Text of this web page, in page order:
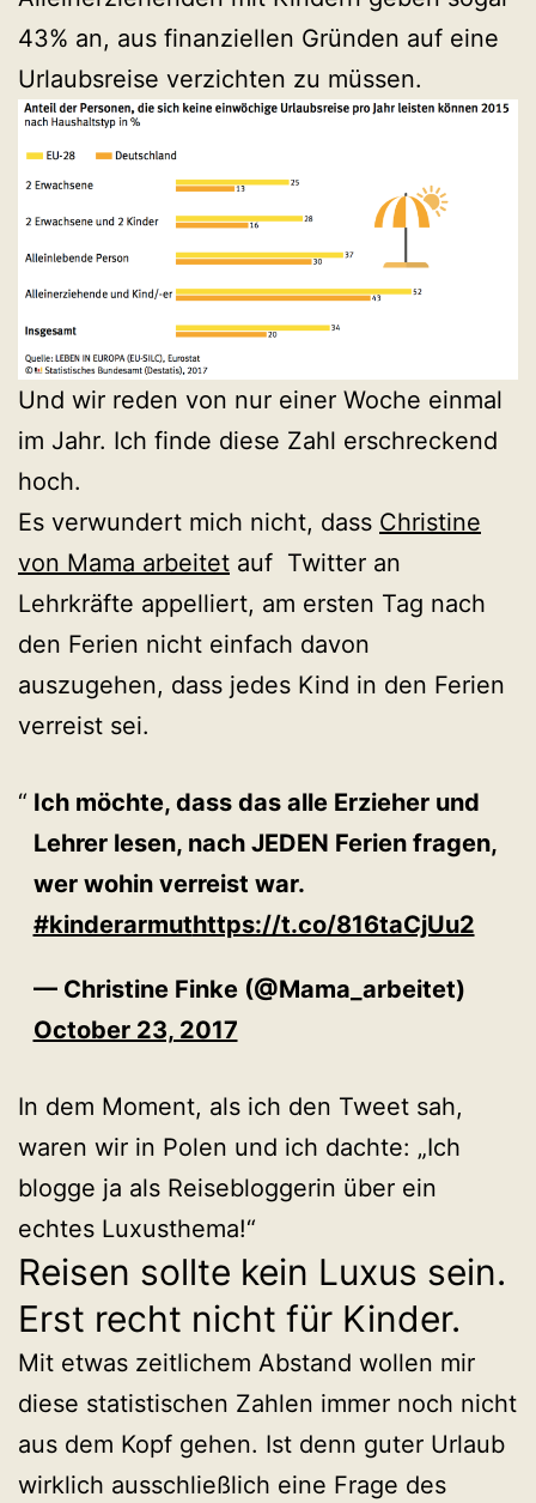
43% an, aus finanziellen Gründen auf eine
Urlaubsreise verzichten zu müssen.
Und wir reden von nur einer Woche einmal
im Jahr. Ich finde diese Zahl erschreckend
hoch.
Es verwundert mich nicht, dass Christine
von Mama arbeitet auf Twitter an
Lehrkräfte appelliert, am ersten Tag nach
den Ferien nicht einfach davon
auszugehen, dass jedes Kind in den Ferien
verreist sei.
Ich möchte, dass das alle Erzieher und
Lehrer lesen, nach JEDEN Ferien fragen,
wer wohin verreist war.
#kinderarmuthttps://t.co/816taCjUu2
— Christine Finke (@Mama_arbeitet)
October 23, 2017
In dem Moment, als ich den Tweet sah,
waren wir in Polen und ich dachte: „Ich
blogge ja als Reisebloggerin über ein
echtes Luxusthema!“
Reisen sollte kein Luxus sein.
Erst recht nicht für Kinder.
Mit etwas zeitlichem Abstand wollen mir
diese statistischen Zahlen immer noch nicht
aus dem Kopf gehen. Ist denn guter Urlaub
wirklich ausschließlich eine Frage des